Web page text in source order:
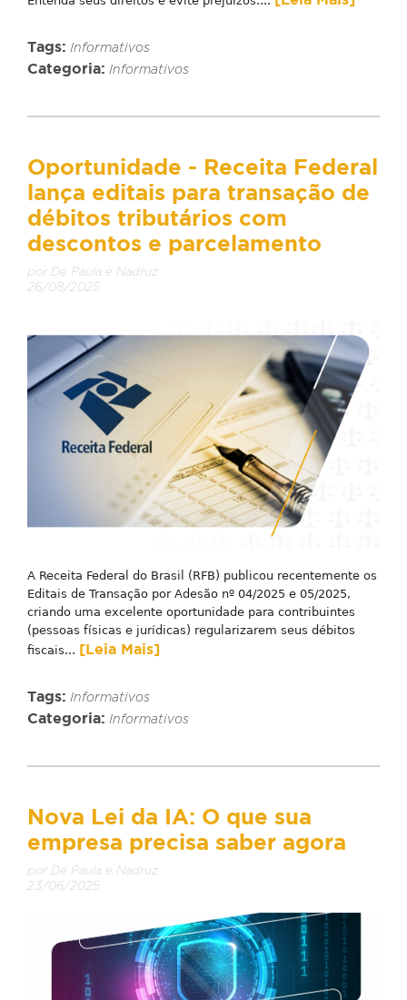
Tags: Informativos
Categoria: Informativos
Oportunidade - Receita Federal
lança editais para transação de
débitos tributários com
descontos e parcelamento
por De Paula e Nadruz
26/08/2025
A Receita Federal do Brasil (RFB) publicou recentemente os
Editais de Transação por Adesão nº 04/2025 e 05/2025,
criando uma excelente oportunidade para contribuintes
(pessoas físicas e jurídicas) regularizarem seus débitos
fiscais... [Leia Mais]
Tags: Informativos
Categoria: Informativos
Nova Lei da IA: O que sua
empresa precisa saber agora
por De Paula e Nadruz
23/06/2025